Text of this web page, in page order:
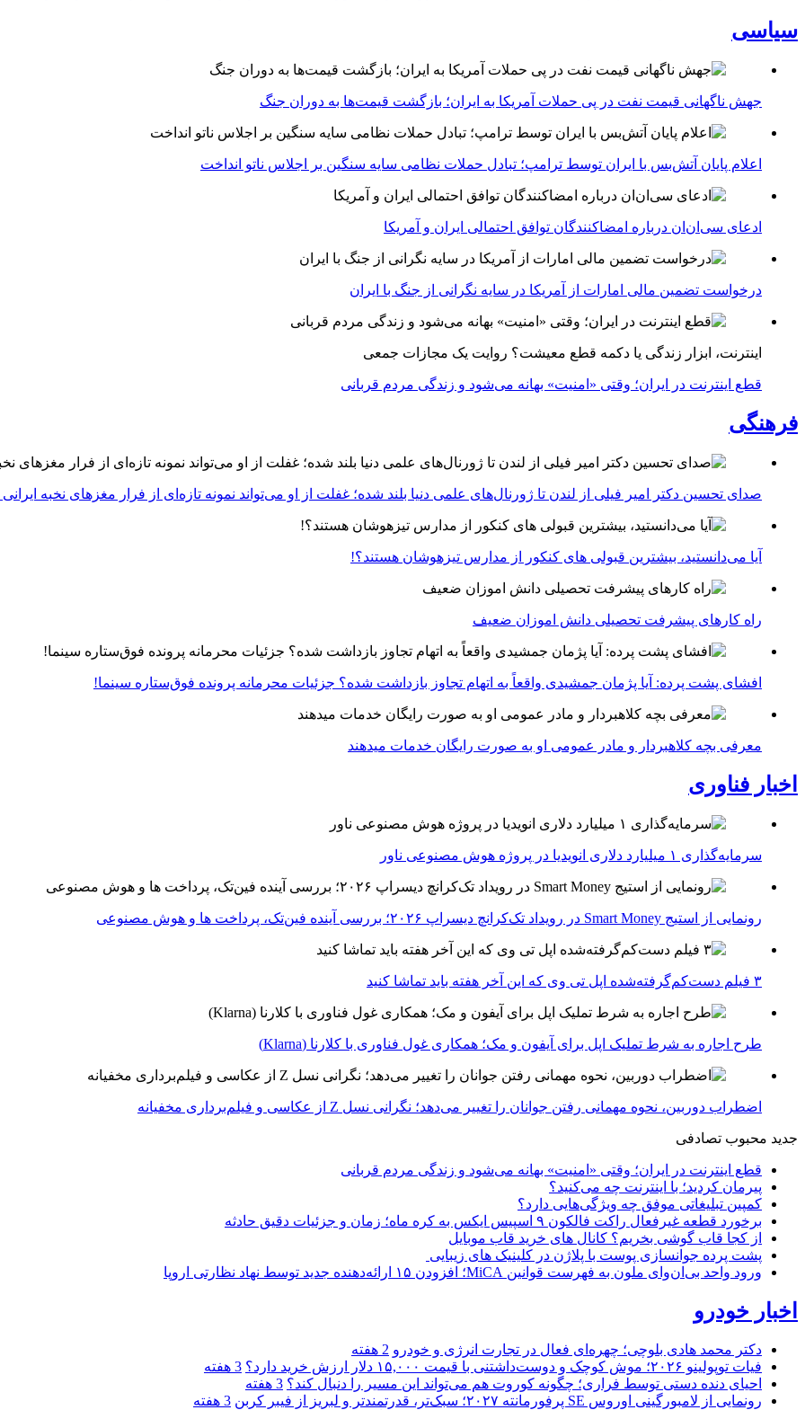
سیاسی
جهش ناگهانی قیمت نفت در پی حملات آمریکا به ایران؛ بازگشت قیمت‌ها به دوران جنگ
اعلام پایان آتش‌بس با ایران توسط ترامپ؛ تبادل حملات نظامی سایه سنگین بر اجلاس ناتو انداخت
ادعای سی‌ان‌ان درباره امضاکنندگان توافق احتمالی ایران و آمریکا
درخواست تضمین مالی امارات از آمریکا در سایه نگرانی از جنگ با ایران
اینترنت، ابزار زندگی یا دکمه قطع معیشت؟ روایت یک مجازات جمعی
قطع اینترنت در ایران؛ وقتی «امنیت» بهانه می‌شود و زندگی مردم قربانی
فرهنگی
صدای تحسین دکتر امیر فیلی از لندن تا ژورنال‌های علمی دنیا بلند شده؛ غفلت از او می‌تواند نمونه تازه‌ای از فرار مغزهای نخبه ایرانی
آیا می‌دانستید، بیشترین قبولی های کنکور از مدارس تیزهوشان هستند؟!
راه کارهای پیشرفت تحصیلی دانش اموزان ضعیف
افشای پشت پرده: آیا پژمان جمشیدی واقعاً به اتهام تجاوز بازداشت شده؟ جزئیات محرمانه پرونده فوق‌ستاره سینما!
معرفی بچه کلاهبردار و مادر عمومی او به صورت رایگان خدمات میدهند
اخبار فناوری
سرمایه‌گذاری ۱ میلیارد دلاری انویدیا در پروژه هوش مصنوعی ناور
رونمایی از استیج Smart Money در رویداد تک‌کرانچ دیسراپ ۲۰۲۶؛ بررسی آینده فین‌تک، پرداخت‌ ها و هوش مصنوعی
۳ فیلم دست‌کم‌گرفته‌شده اپل تی وی که این آخر هفته باید تماشا کنید
طرح اجاره به شرط تملیک اپل برای آیفون و مک؛ همکاری غول فناوری با کلارنا (Klarna)
اضطراب دوربین، نحوه مهمانی رفتن جوانان را تغییر می‌دهد؛ نگرانی نسل Z از عکاسی و فیلم‌برداری مخفیانه
جدید محبوب تصادفی
قطع اینترنت در ایران؛ وقتی «امنیت» بهانه می‌شود و زندگی مردم قربانی
پیرمان کردید؛ با اینترنت چه می‌کنید؟
کمپین تبلیغاتی موفق چه ویژگی‌هایی دارد؟
برخورد قطعه غیرفعال راکت فالکون ۹ اسپیس ایکس به کره ماه؛ زمان و جزئیات دقیق حادثه
از کجا قاب گوشی بخریم؟ کانال های خرید قاب موبایل
پشت پرده جوانسازی پوست با پلاژن در کلینیک های زیبایی
ورود واحد بی‌ان‌وای ملون به فهرست قوانین MiCA؛ افزودن ۱۵ ارائه‌دهنده جدید توسط نهاد نظارتی اروپا
اخبار خودرو
دکتر محمد هادی بلوچی؛ چهره‌ای فعال در تجارت انرژی و خودرو 2 هفته
فیات توپولینو ۲۰۲۶؛ موش کوچک و دوست‌داشتنی با قیمت ۱۵,۰۰۰ دلار ارزش خرید دارد؟
3 هفته
احیای دنده دستی توسط فراری؛ چگونه کوروت هم می‌تواند این مسیر را دنبال کند؟ 3 هفته
رونمایی از لامبورگینی اوروس SE پرفورمانته ۲۰۲۷؛ سبک‌تر، قدرتمندتر و لبریز از فیبر کربن
3 هفته